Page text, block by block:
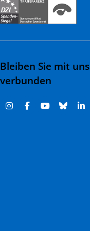
Bleiben Sie mit uns
verbunden